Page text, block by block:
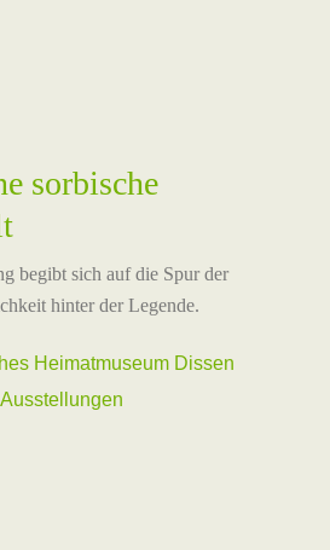
sorbische
begibt sich auf die Spur der
hinter der Legende.
Heimatmuseum Dissen
Ausstellungen